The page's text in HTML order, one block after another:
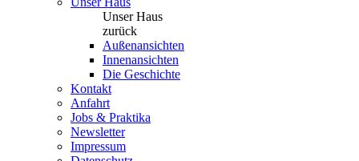
Unser Haus
zurück
Außenansichten
Innenansichten
Die Geschichte
Kontakt
Anfahrt
Jobs & Praktika
Newsletter
Impressum